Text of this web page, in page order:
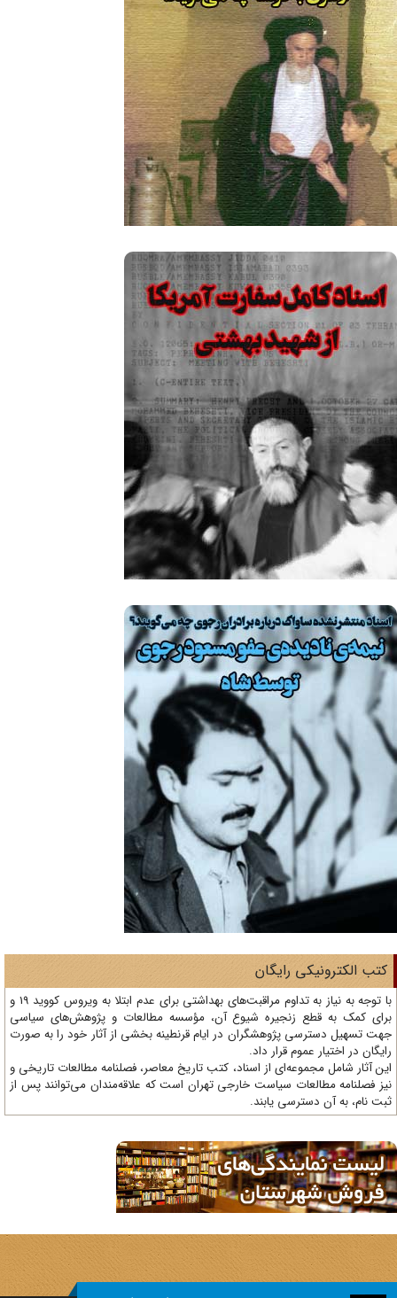
الکترونیکی رایگان
با توجه به نیاز به تداوم مراقبت‌های بهداشتی برای عدم ابتلا به ویروس کووید 19 و
کمک به قطع زنجیره شیوع آن، مؤسسه مطالعات و پژوهش‌های سیاسی
تسهیل دسترسی پژوهشگران در ایام قرنطینه بخشی از آثار خود را به صورت
در اختیار عموم قرار داد.
آثار شامل مجموعه‌ای از اسناد، کتب تاریخ معاصر، فصلنامه‌ مطالعات تاریخی و
فصلنامه مطالعات سیاست خارجی تهران است که علاقه‌مندان می‌توانند پس از
نام، به آن دسترسی یابند.